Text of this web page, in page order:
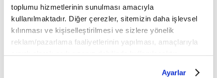
toplumu hizmetlerinin sunulması amacıyla
kullanılmaktadır. Diğer çerezler, sitemizin daha işlevsel
kılınması ve kişiselleştirilmesi ve sizlere yönelik
reklam/pazarlama faaliyetlerinin yapılması, amaçlarıyla
sınırlı olarak açık rızanız dahilinde kullanılacaktır.
Ayarlar
/10